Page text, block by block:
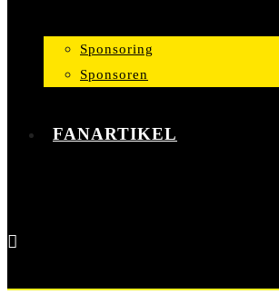
Sponsoring
Sponsoren
FANARTIKEL